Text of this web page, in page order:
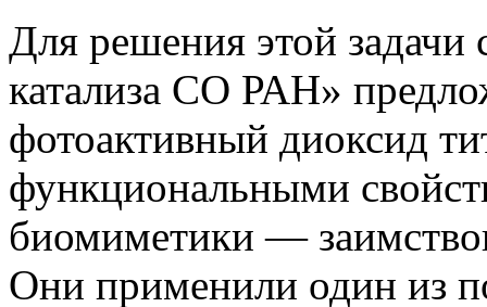
Для решения этой
катализа СО РАН»
фотоактивный диоксид
функциональными
биомиметики —
Они применили один из